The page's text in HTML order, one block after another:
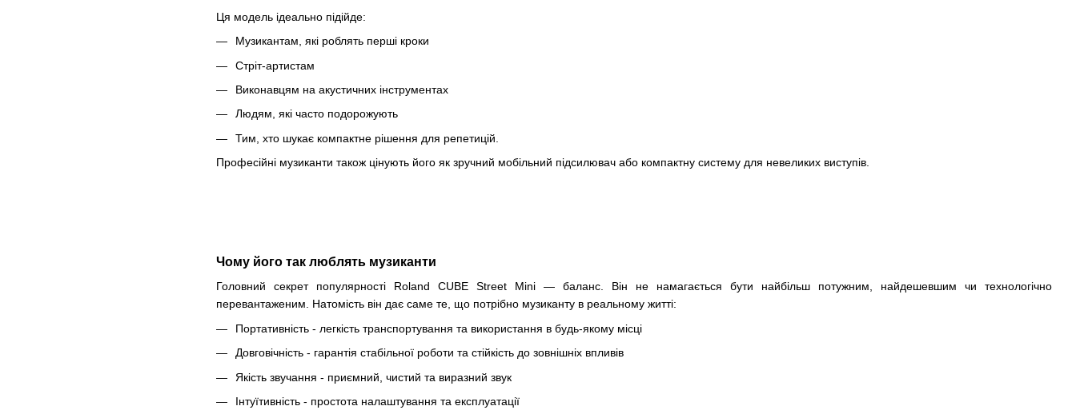
Ця модель ідеально підійде:
Музикантам, які роблять перші кроки
Стріт-артистам
Виконавцям на акустичних інструментах
Людям, які часто подорожують
Тим, хто шукає компактне рішення для репетицій.
Професійні музиканти також цінують його як зручний мобільний підсилювач або компактну систему для невеликих виступів.
Чому його так люблять музиканти
Головний секрет популярності Roland CUBE Street Mini — баланс. Він не намагається бути найбільш потужним, найдешевшим чи технологічно
перевантаженим. Натомість він дає саме те, що потрібно музиканту в реальному житті:
Портативність - легкість транспортування та використання в будь-якому місці
Довговічність - гарантія стабільної роботи та стійкість до зовнішніх впливів
Якість звучання - приємний, чистий та виразний звук
Інтуїтивність - простота налаштування та експлуатації